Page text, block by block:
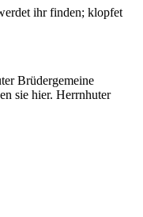
ihr finden; klopfet
Brüdergemeine
sie hier. Herrnhuter